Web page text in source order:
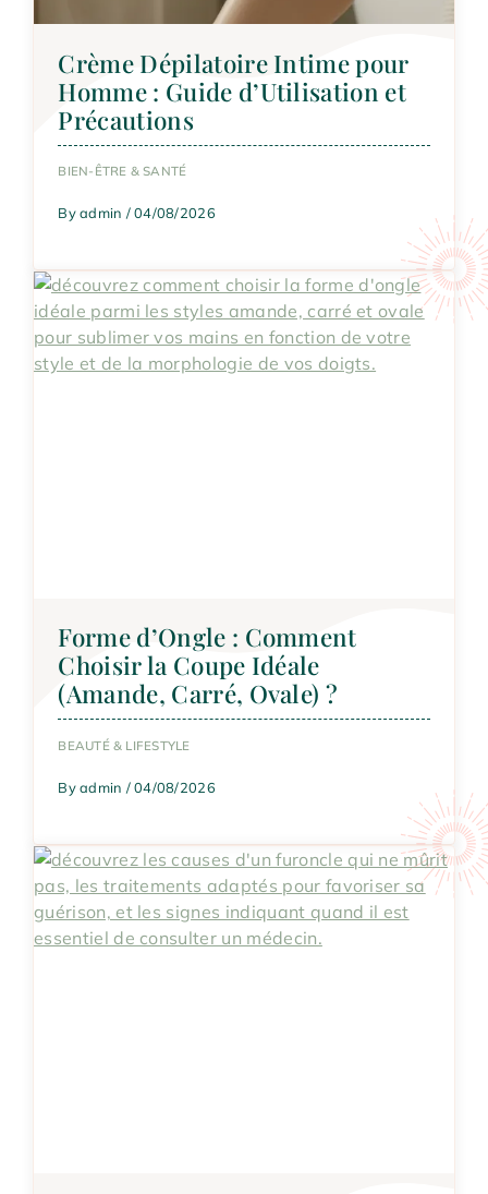
Crème Dépilatoire Intime pour
Homme : Guide d’Utilisation et
Précautions
BIEN-ÊTRE & SANTÉ
By admin / 04/08/2026
Forme d’Ongle : Comment
Choisir la Coupe Idéale
(Amande, Carré, Ovale) ?
BEAUTÉ & LIFESTYLE
By admin / 04/08/2026